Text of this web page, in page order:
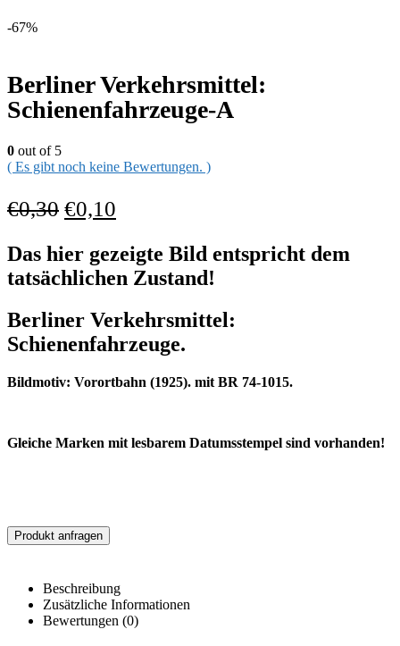
-67%
Berliner Verkehrsmittel:
Schienenfahrzeuge-A
0 out of 5
( Es gibt noch keine Bewertungen. )
€0,30 €0,10
Das hier gezeigte Bild entspricht dem
tatsächlichen Zustand!
Berliner Verkehrsmittel:
Schienenfahrzeuge.
Bildmotiv: Vorortbahn (1925). mit BR 74-1015.
Gleiche Marken mit lesbarem Datumsstempel sind vorhanden!
Produkt anfragen
Beschreibung
Zusätzliche Informationen
Bewertungen (0)